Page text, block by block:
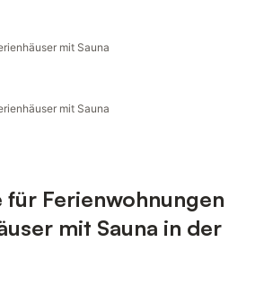
mit Sauna
mit Sauna
für Ferienwohnungen
mit Sauna in der